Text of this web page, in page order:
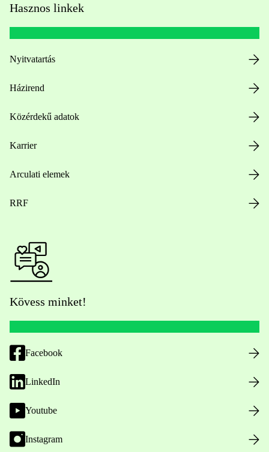
Hasznos linkek
Nyitvatartás
Házirend
Közérdekű adatok
Karrier
Arculati elemek
RRF
Kövess minket!
Facebook
LinkedIn
Youtube
Instagram